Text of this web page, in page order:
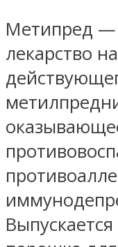
Метипред —
лекарство